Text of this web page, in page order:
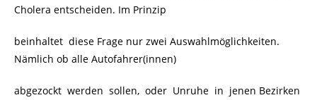
Cholera entscheiden. Im Prinzip
beinhaltet diese Frage nur zwei Auswahlmöglichkeiten.
Nämlich ob alle Autofahrer(innen)
abgezockt werden sollen, oder Unruhe in jenen Bezirken